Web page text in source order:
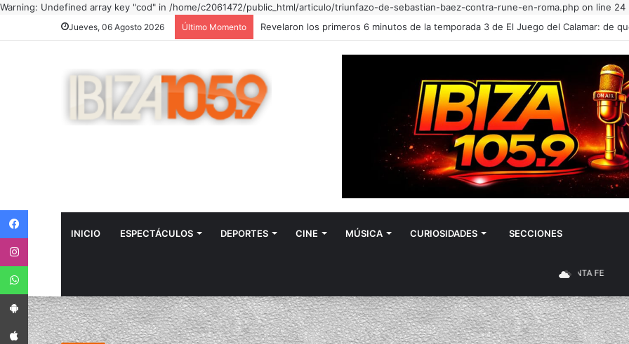
Warning: Undefined array key "cod" in /home/c2061472/public_html/articulo/triunfazo-de-sebastian-baez-contra-rune-en-roma.php on line 24
Jueves, 06 Agosto 2026 Último Momento
INICIO ESPECTÁCULOS DEPORTES CINE MÚSICA CURIOSIDADES SECCIONES
Facebook
App Android
App iPhone